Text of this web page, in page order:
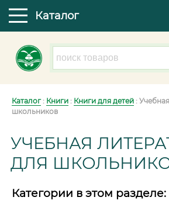
Каталог
Каталог: Книги : Книги для детей :
школьников
УЧЕБНАЯ
ДЛЯ
Категории в этом разделе: